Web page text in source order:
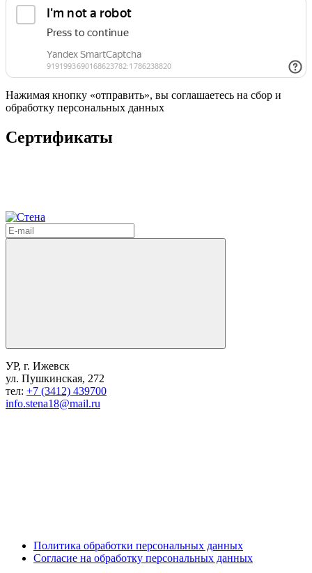
Нажимая кнопку «отправить», вы соглашаетесь на сбор и
обработку персональных данных
Сертификаты
УР, г. Ижевск
ул. Пушкинская, 272
тел: +7 (3412) 439700
info.stena18@mail.ru
Политика обработки персональных данных
Согласие на обработку персональных данных